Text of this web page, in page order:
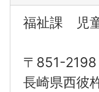
福祉課 児
〒851-2198
長崎県西彼